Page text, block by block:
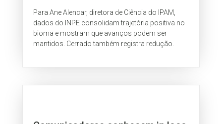
Para Ane Alencar, diretora de Ciência do IPAM,
dados do INPE consolidam trajetória positiva no
bioma e mostram que avanços podem ser
mantidos. Cerrado também registra redução.